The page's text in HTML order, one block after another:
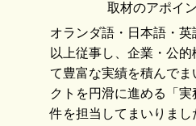
取材のアポイ
オランダ語・日本語・
以上従事し、企業・公
て豊富な実績を積んで
クトを円滑に進める「
件を担当してまいりまし